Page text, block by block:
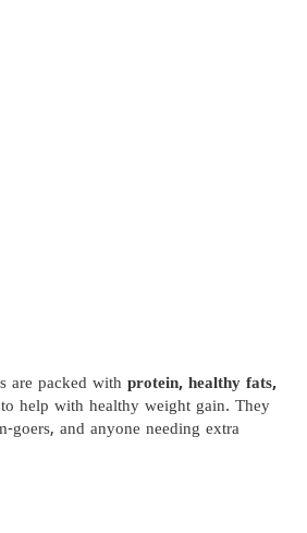
are packed with protein, healthy fats,
to help with healthy weight gain. They
goers, and anyone needing extra